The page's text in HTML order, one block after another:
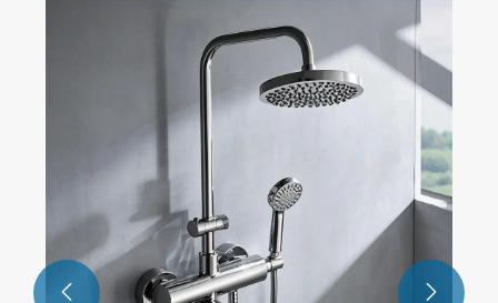
How Are Stainless Steel Industrial
Weleded Pipes Transforming Modern
 